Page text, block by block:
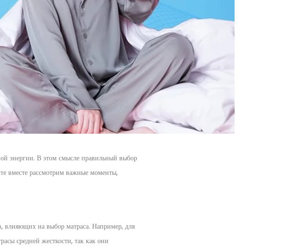
энергии. В этом смысле правильный выбор
вместе рассмотрим важные моменты,
влияющих на выбор матраса. Например, для
средней жесткости, так как они